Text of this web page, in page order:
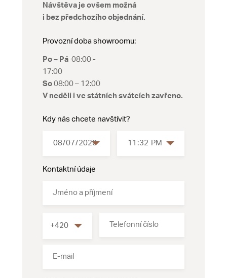
Návštěva je ovšem možná
i bez předchozího objednání.
Provozní doba showroomu:
Po – Pá 08:00 -
17:00
So 08:00 – 12:00
V neděli i ve státních svátcích zavřeno.
Kdy nás chcete navštívit?
Kontaktní údaje